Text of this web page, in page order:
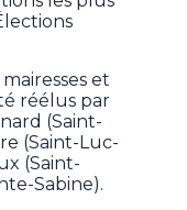
et
réélus par
(Saint-
(Saint-Luc-
(Saint-
Sabine).